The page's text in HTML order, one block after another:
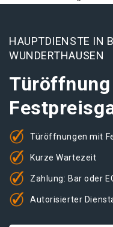
HAUPTDIENSTE IN
WUNDERTHAUSEN
Türöffnungen mit
Kurze Wartezeit
Zahlung: Bar oder
Autorisierter